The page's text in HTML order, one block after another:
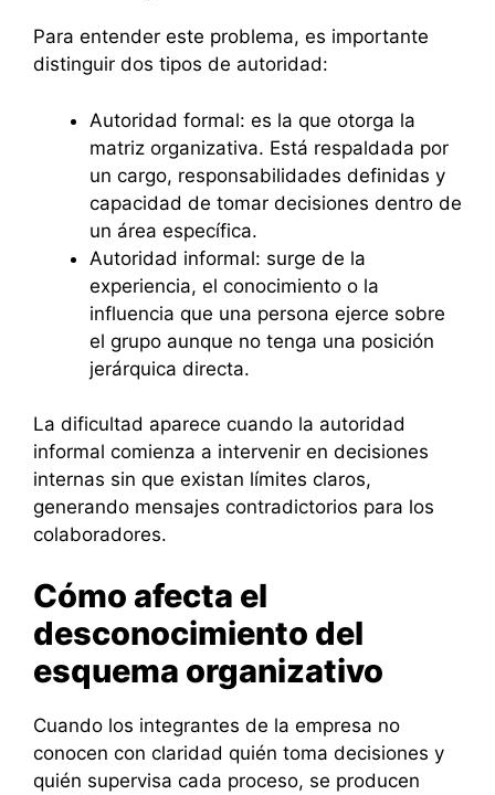
Para entender este problema, es importante
distinguir dos tipos de autoridad:
Autoridad formal: es la que otorga la
matriz organizativa. Está respaldada por
un cargo, responsabilidades definidas y
capacidad de tomar decisiones dentro de
un área específica.
Autoridad informal: surge de la
experiencia, el conocimiento o la
influencia que una persona ejerce sobre
el grupo aunque no tenga una posición
jerárquica directa.
La dificultad aparece cuando la autoridad
informal comienza a intervenir en decisiones
internas sin que existan límites claros,
generando mensajes contradictorios para los
colaboradores.
Cómo afecta el
desconocimiento del
esquema organizativo
Cuando los integrantes de la empresa no
conocen con claridad quién toma decisiones y
quién supervisa cada proceso, se producen